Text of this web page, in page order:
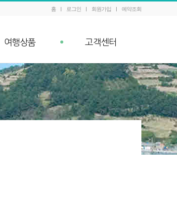
홈 로그인 회원가입 예약조회
여행상품
패키지 예약조회
고객센터
공지사항
Q&A
이벤트